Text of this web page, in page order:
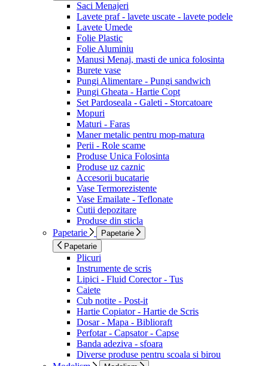
Saci Menajeri
Lavete praf - lavete uscate - lavete podele
Lavete Umede
Folie Plastic
Folie Aluminiu
Manusi Menaj, masti de unica folosinta
Burete vase
Pungi Alimentare - Pungi sandwich
Pungi Gheata - Hartie Copt
Set Pardoseala - Galeti - Storcatoare
Mopuri
Maturi - Faras
Maner metalic pentru mop-matura
Perii - Role scame
Produse Unica Folosinta
Produse uz caznic
Accesorii bucatarie
Vase Termorezistente
Vase Emailate - Teflonate
Cutii depozitare
Produse din sticla
Papetarie
Papetarie
Papetarie
Plicuri
Instrumente de scris
Lipici - Fluid Corector - Tus
Caiete
Cub notite - Post-it
Hartie Copiator - Hartie de Scris
Dosar - Mapa - Biblioraft
Perfotar - Capsator - Capse
Banda adeziva - sfoara
Diverse produse pentru scoala si birou